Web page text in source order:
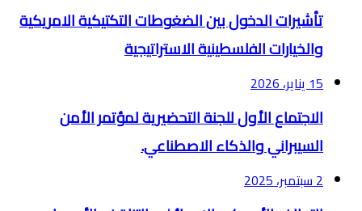
تأشيرات الدخول بين الضغوطات التكتيكية الامريكية
والخيارات الفلسطينية الاستراتيجية
15 يناير، 2026
الاجتماع الأول للجنة التحضيرية لمؤتمر الأمن
السيبراني والذكاء الاصطناعي.
2 سبتمبر، 2025